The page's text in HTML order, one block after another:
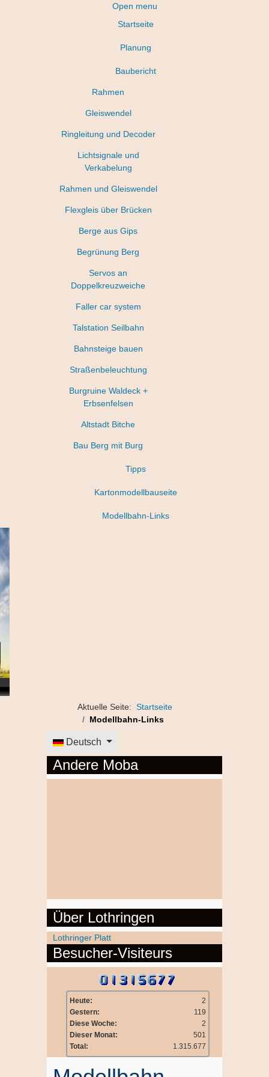
Open menu
Startseite
Planung
Baubericht
Rahmen
Gleiswendel
Ringleitung und Decoder
Lichtsignale und
Verkabelung
Rahmen und Gleiswendel
Flexgleis über Brücken
Berge aus Gips
Begrünung Berg
Servos an
Doppelkreuzweiche
Faller car system
Talstation Seilbahn
Bahnsteige bauen
Straßenbeleuchtung
Burgruine Waldeck +
Erbsenfelsen
Altstadt Bitche
Bau Berg mit Burg
Tipps
Kartonmodellbauseite
Modellbahn-Links
Aktuelle Seite: Startseite
Modellbahn-Links
Sprache auswählen
Deutsch
Andere Moba
Über Lothringen
Lothringer Platt
Besucher-Visiteurs
Heute:
2
Gestern:
119
Diese Woche:
2
Dieser Monat:
501
Total:
1.315.677